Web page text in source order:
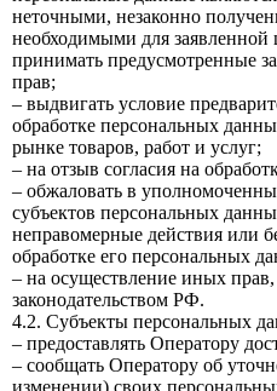
неточными, незаконно
необходимыми для заявленной
принимать предусмотренные
прав;
– выдвигать условие
обработке персональных
рынке товаров, работ и услуг;
– на отзыв согласия на
– обжаловать в
субъектов персональных
неправомерные действия или
обработке его персональных
– на осуществление иных
законодательством РФ.
4.2. Субъекты персональных
– предоставлять Оператору
– сообщать Оператору об
изменении) своих